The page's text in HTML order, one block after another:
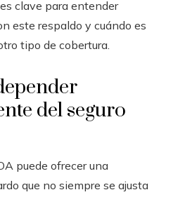
clave para entender
este respaldo y cuándo es
tipo de cobertura.
del seguro
puede ofrecer una
que no siempre se ajusta